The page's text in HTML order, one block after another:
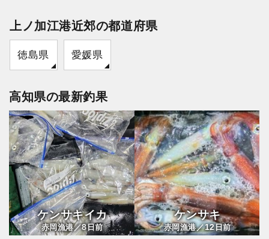
上ノ加江港近郊の都道府県
徳島県 愛媛県
高知県の最新釣果
ケンサキイカ
赤岡漁港／8日前
ケンサキ
赤岡漁港／12日前